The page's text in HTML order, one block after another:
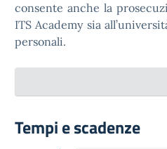
consente anche la
ITS Academy sia
personali.
Tempi e scadenze